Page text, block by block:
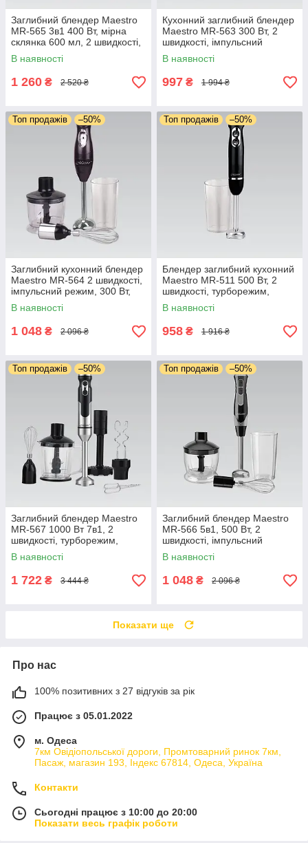
Заглибний блендер Maestro
MR-565 3в1 400 Вт, мірна
склянка 600 мл, 2 швидкості,
імпульсний режим, віночок,
подрібнювач
В наявності
1 260 ₴ 2 520 ₴
Кухонний заглибний блендер
Maestro MR-563 300 Вт, 2
швидкості, імпульсний
режим, мірна склянка 600
мл, віночок, подрібнювач
В наявності
997 ₴ 1 994 ₴
Топ продажів –50%
Заглибний кухонний блендер
Maestro MR-564 2 швидкості,
імпульсний режим, 300 Вт,
мірна склянка 600 мл,
подрібнювач, віночок
В наявності
1 048 ₴ 2 096 ₴
Топ продажів –50%
Блендер заглибний кухонний
Maestro MR-511 500 Вт, 2
швидкості, турборежим,
мірна склянка 600 мл, ножі з
неіржавкої сталі
В наявності
958 ₴ 1 916 ₴
Топ продажів –50%
Заглибний блендер Maestro
MR-567 1000 Вт 7в1, 2
швидкості, турборежим,
чопер 900 мл, насадка для
пюре, віночок, 2 насадки
В наявності
1 722 ₴ 3 444 ₴
Топ продажів –50%
Заглибний блендер Maestro
MR-566 5в1, 500 Вт, 2
швидкості, імпульсний
режим, мірна склянка 600
мл, подрібнювач, віночок
В наявності
1 048 ₴ 2 096 ₴
Показати ще
Про нас
100% позитивних з 27 відгуків за рік
Працює з 05.01.2022
м. Одеса
7км Овідіопольської дороги, Промтоварний ринок 7км,
Пасаж, магазин 193, Індекс 67814, Одеса, Україна
Контакти
Сьогодні працює з 10:00 до 20:00
Показати весь графік роботи